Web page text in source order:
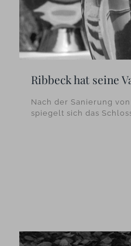
Ribbeck hat seine
Nach der Sanierung
spiegelt sich das